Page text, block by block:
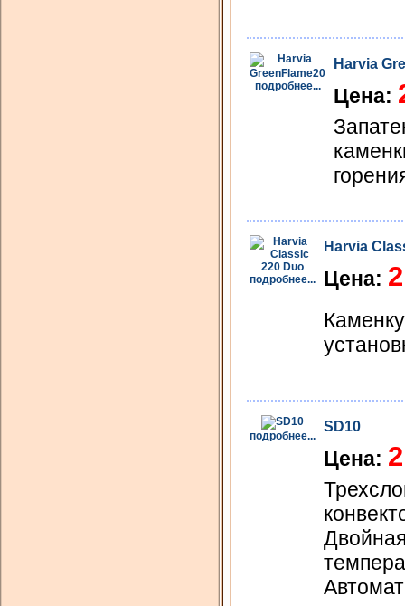
подробнее...
Harvia
Цена:
подробнее...
Harvia
Цена:
подробнее...
SD10
Цена: